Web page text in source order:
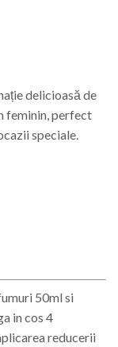
delicioasă de
feminin, perfect
speciale.
50ml si
in cos 4
reducerii